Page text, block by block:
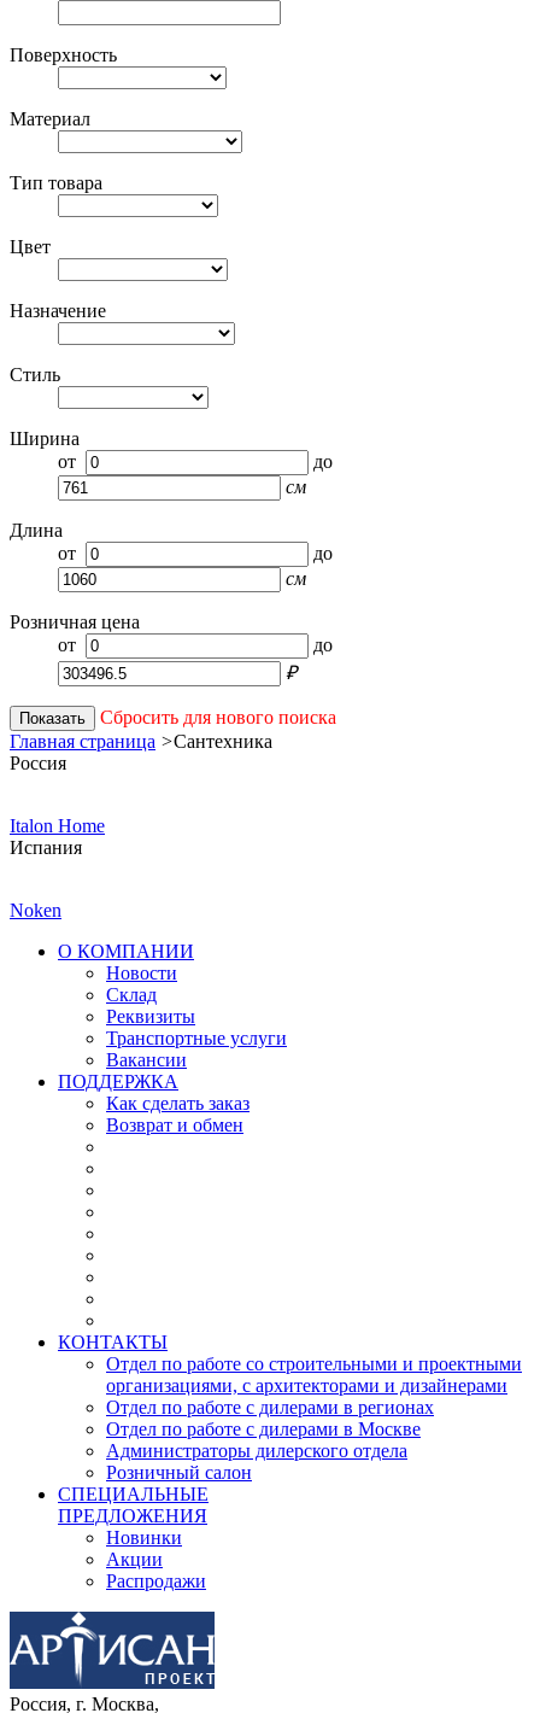
Поверхность
Материал
Тип товара
Цвет
Назначение
Стиль
Ширина
от
до
см
Длина
от
до
см
Розничная цена
от
до
₽
Показать
Сбросить для нового поиска
Главная страница >Сантехника
Россия
Italon Home
Испания
Noken
О КОМПАНИИ
Новости
Склад
Реквизиты
Транспортные услуги
Вакансии
ПОДДЕРЖКА
Как сделать заказ
Возврат и обмен
КОНТАКТЫ
Отдел по работе со строительными и проектными
организациями, с архитекторами и дизайнерами
Отдел по работе с дилерами в регионах
Отдел по работе с дилерами в Москве
Администраторы дилерского отдела
Розничный салон
СПЕЦИАЛЬНЫЕ
ПРЕДЛОЖЕНИЯ
Новинки
Акции
Распродажи
Россия, г. Москва,